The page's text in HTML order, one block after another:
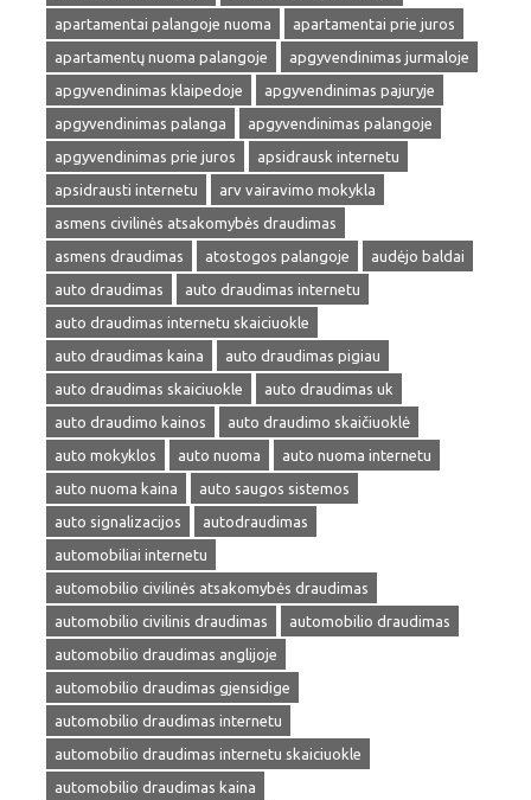
apartamentai palangoje nuoma
apartamentai prie juros
apartamentų nuoma palangoje
apgyvendinimas jurmaloje
apgyvendinimas klaipedoje
apgyvendinimas pajuryje
apgyvendinimas palanga
apgyvendinimas palangoje
apgyvendinimas prie juros
apsidrausk internetu
apsidrausti internetu
arv vairavimo mokykla
asmens civilinės atsakomybės draudimas
asmens draudimas
atostogos palangoje
audėjo baldai
auto draudimas
auto draudimas internetu
auto draudimas internetu skaiciuokle
auto draudimas kaina
auto draudimas pigiau
auto draudimas skaiciuokle
auto draudimas uk
auto draudimo kainos
auto draudimo skaičiuoklė
auto mokyklos
auto nuoma
auto nuoma internetu
auto nuoma kaina
auto saugos sistemos
auto signalizacijos
autodraudimas
automobiliai internetu
automobilio civilinės atsakomybės draudimas
automobilio civilinis draudimas
automobilio draudimas
automobilio draudimas anglijoje
automobilio draudimas gjensidige
automobilio draudimas internetu
automobilio draudimas internetu skaiciuokle
automobilio draudimas kaina